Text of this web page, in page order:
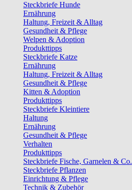
Steckbriefe Hunde
Ernährung
Haltung, Freizeit & Alltag
Gesundheit & Pflege
Welpen & Adoption
Produkttipps
Steckbriefe Katze
Ernährung
Haltung, Freizeit & Alltag
Gesundheit & Pflege
Kitten & Adoption
Produkttipps
Steckbriefe Kleintiere
Haltung
Ernährung
Gesundheit & Pflege
Verhalten
Produkttipps
Steckbriefe Fische, Garnelen & Co.
Steckbriefe Pflanzen
Einrichtung & Pflege
Technik & Zubehör